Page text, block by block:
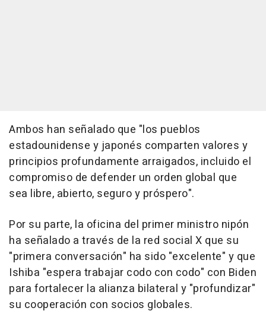
Ambos han señalado que "los pueblos
estadounidense y japonés comparten valores y
principios profundamente arraigados, incluido el
compromiso de defender un orden global que
sea libre, abierto, seguro y próspero".
Por su parte, la oficina del primer ministro nipón
ha señalado a través de la red social X que su
"primera conversación" ha sido "excelente" y que
Ishiba "espera trabajar codo con codo" con Biden
para fortalecer la alianza bilateral y "profundizar"
su cooperación con socios globales.